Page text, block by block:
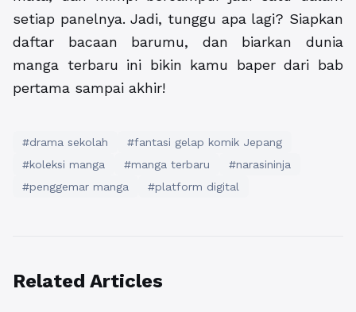
setiap panelnya. Jadi, tunggu apa lagi? Siapkan
daftar bacaan barumu, dan biarkan dunia
manga terbaru ini bikin kamu baper dari bab
pertama sampai akhir!
#drama sekolah
#fantasi gelap komik Jepang
#koleksi manga
#manga terbaru
#narasininja
#penggemar manga
#platform digital
Related Articles